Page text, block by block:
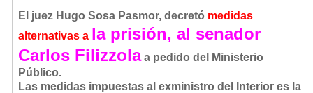
El juez Hugo Sosa Pasmor, decretó medidas
alternativas a la prisión, al senador
Carlos Filizzola a pedido del Ministerio
Público.
Las medidas impuestas al exministro del Interior es la